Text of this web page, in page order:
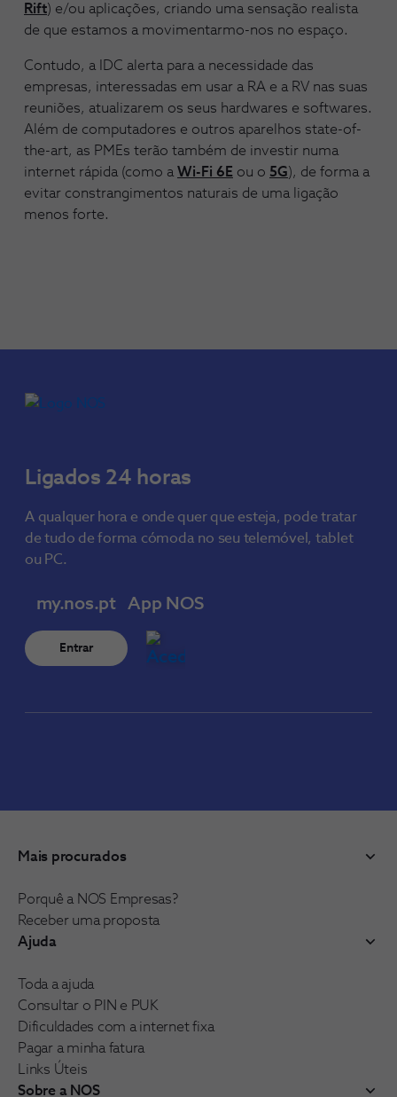
Rift) e/ou aplicações, criando uma sensação realista
de que estamos a movimentarmo-nos no espaço.
Contudo, a IDC alerta para a necessidade das
empresas, interessadas em usar a RA e a RV nas suas
reuniões, atualizarem os seus hardwares e softwares.
Além de computadores e outros aparelhos state-of-
the-art, as PMEs terão também de investir numa
internet rápida (como a Wi-Fi 6E ou o 5G), de forma a
evitar constrangimentos naturais de uma ligação
menos forte.
Ligados 24 horas
A qualquer hora e onde quer que esteja, pode tratar
de tudo de forma cómoda no seu telemóvel, tablet
ou PC.
my.nos.pt
Entrar
App NOS
Mais procurados
Porquê a NOS Empresas?
Receber uma proposta
Ajuda
Toda a ajuda
Consultar o PIN e PUK
Dificuldades com a internet fixa
Pagar a minha fatura
Links Úteis
Sobre a NOS